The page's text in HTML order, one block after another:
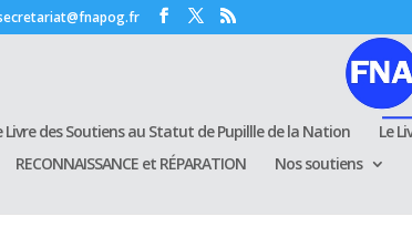
Livre des Soutiens au Statut de Pupillle de la Nation Le
RECONNAISSANCE et RÉPARATION
Nos soutiens